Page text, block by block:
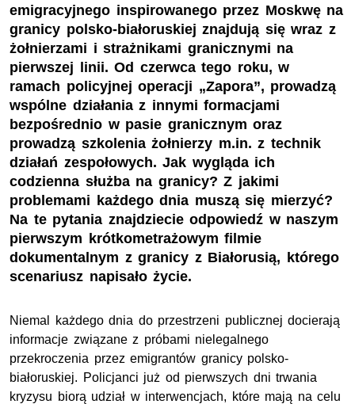
emigracyjnego inspirowanego przez Moskwę na
granicy polsko-białoruskiej znajdują się wraz z
żołnierzami i strażnikami granicznymi na
pierwszej linii. Od czerwca tego roku, w
ramach policyjnej operacji „Zapora”, prowadzą
wspólne działania z innymi formacjami
bezpośrednio w pasie granicznym oraz
prowadzą szkolenia żołnierzy m.in. z technik
działań zespołowych. Jak wygląda ich
codzienna służba na granicy? Z jakimi
problemami każdego dnia muszą się mierzyć?
Na te pytania znajdziecie odpowiedź w naszym
pierwszym krótkometrażowym filmie
dokumentalnym z granicy z Białorusią, którego
scenariusz napisało życie.
Niemal każdego dnia do przestrzeni publicznej docierają
informacje związane z próbami nielegalnego
przekroczenia przez emigrantów granicy polsko-
białoruskiej. Policjanci już od pierwszych dni trwania
kryzysu biorą udział w interwencjach, które mają na celu